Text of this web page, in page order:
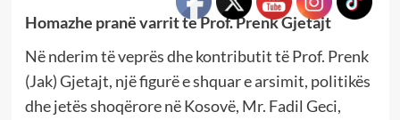
Homazhe pranë varrit të Prof. Prenk Gjetajt
Në nderim të veprës dhe kontributit të Prof. Prenk
(Jak) Gjetajt, një figurë e shquar e arsimit, politikës
dhe jetës shoqërore në Kosovë, Mr. Fadil Geci,